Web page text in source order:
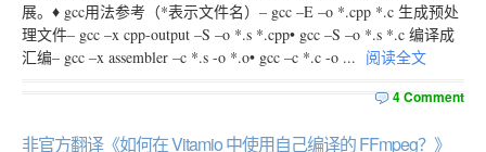
展。♦ gcc用法参考（*表示文件名）– gcc –E –o *.cpp *.c 生成预处
理文件– gcc –x cpp-output –S –o *.s *.cpp• gcc –S –o *.s *.c 编译成
汇编– gcc –x assembler –c *.s -o *.o• gcc –c *.c -o ... 阅读全文
4 Comment
非官方翻译《如何在 Vitamio 中使用自己编译的 FFmpeg？》